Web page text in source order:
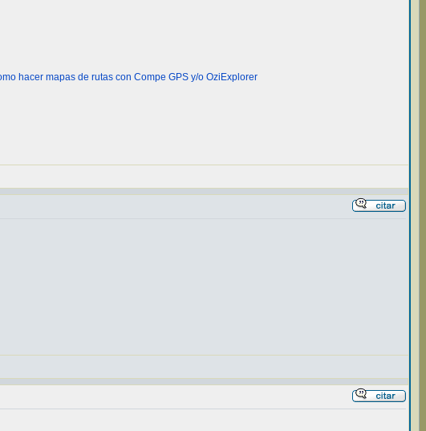
hacer mapas de rutas con Compe GPS y/o OziExplorer